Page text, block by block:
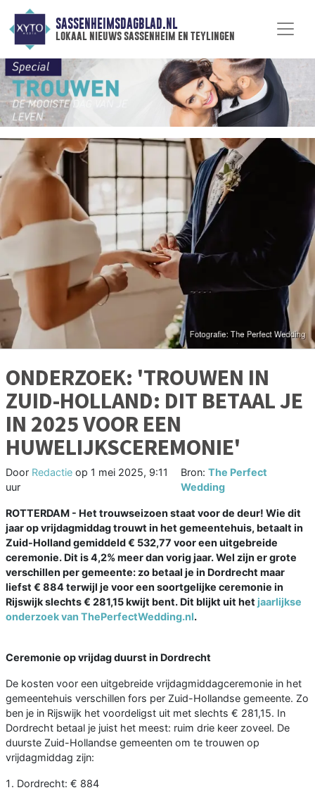
SASSENHEIMSDAGBLAD.NL
lokaal nieuws sassenheim en teylingen
ONDERZOEK: 'TROUWEN IN
ZUID-HOLLAND: DIT BETAAL JE
IN 2025 VOOR EEN
HUWELIJKSCEREMONIE'
Door Redactie op 1 mei 2025, 9:11
uur
Bron: The Perfect
Wedding
ROTTERDAM - Het trouwseizoen staat voor de deur! Wie dit
jaar op vrijdagmiddag trouwt in het gemeentehuis, betaalt in
Zuid-Holland gemiddeld € 532,77 voor een uitgebreide
ceremonie. Dit is 4,2% meer dan vorig jaar. Wel zijn er grote
verschillen per gemeente: zo betaal je in Dordrecht maar
liefst € 884 terwijl je voor een soortgelijke ceremonie in
Rijswijk slechts € 281,15 kwijt bent. Dit blijkt uit het jaarlijkse
onderzoek van ThePerfectWedding.nl.
Ceremonie op vrijdag duurst in Dordrecht
De kosten voor een uitgebreide vrijdagmiddagceremonie in het
gemeentehuis verschillen fors per Zuid-Hollandse gemeente. Zo
ben je in Rijswijk het voordeligst uit met slechts € 281,15. In
Dordrecht betaal je juist het meest: ruim drie keer zoveel. De
duurste Zuid-Hollandse gemeenten om te trouwen op
vrijdagmiddag zijn:
Dordrecht: € 884